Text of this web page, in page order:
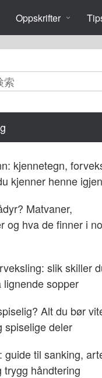
Oppskrifter
kjennetegn,
kjenner henne igjen
Matvaner,
og hva de finner i
slik skiller
lignende sopper
Alt du bør
spiselige deler
guide til sanking,
trygg håndtering